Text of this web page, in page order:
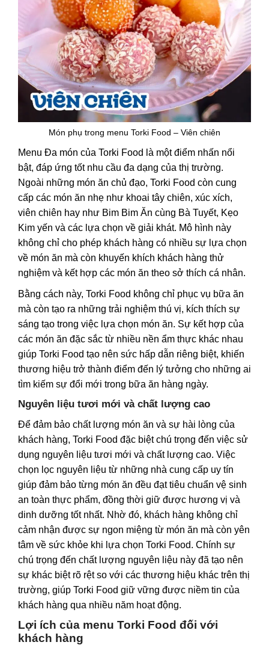
Món phụ trong menu Torki Food – Viên chiên
Menu Đa món của Torki Food là một điểm nhấn nổi
bật, đáp ứng tốt nhu cầu đa dạng của thị trường.
Ngoài những món ăn chủ đạo, Torki Food còn cung
cấp các món ăn nhẹ như khoai tây chiên, xúc xích,
viên chiên hay như Bim Bim Ăn cùng Bà Tuyết, Kẹo
Kim yến và các lựa chọn về giải khát. Mô hình này
không chỉ cho phép khách hàng có nhiều sự lựa chọn
về món ăn mà còn khuyến khích khách hàng thử
nghiệm và kết hợp các món ăn theo sở thích cá nhân.
Bằng cách này, Torki Food không chỉ phục vụ bữa ăn
mà còn tạo ra những trải nghiệm thú vị, kích thích sự
sáng tạo trong việc lựa chọn món ăn. Sự kết hợp của
các món ăn đặc sắc từ nhiều nền ẩm thực khác nhau
giúp Torki Food tạo nên sức hấp dẫn riêng biệt, khiến
thương hiệu trở thành điểm đến lý tưởng cho những ai
tìm kiếm sự đổi mới trong bữa ăn hàng ngày.
Nguyên liệu tươi mới và chất lượng cao
Để đảm bảo chất lượng món ăn và sự hài lòng của
khách hàng, Torki Food đặc biệt chú trọng đến việc sử
dụng nguyên liệu tươi mới và chất lượng cao. Việc
chọn lọc nguyên liệu từ những nhà cung cấp uy tín
giúp đảm bảo từng món ăn đều đạt tiêu chuẩn vệ sinh
an toàn thực phẩm, đồng thời giữ được hương vị và
dinh dưỡng tốt nhất. Nhờ đó, khách hàng không chỉ
cảm nhận được sự ngon miệng từ món ăn mà còn yên
tâm về sức khỏe khi lựa chọn Torki Food. Chính sự
chú trọng đến chất lượng nguyên liệu này đã tạo nên
sự khác biệt rõ rệt so với các thương hiệu khác trên thị
trường, giúp Torki Food giữ vững được niềm tin của
khách hàng qua nhiều năm hoạt động.
Lợi ích của menu Torki Food đối với
khách hàng